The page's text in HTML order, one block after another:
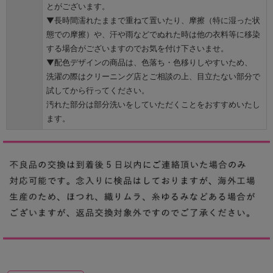
とがございます。
▼長時間濡れたままで重ねて置いたり、摩擦（特に湿った状
態での摩擦）や、汗や雨などでぬれた時は他の衣料等に移染
する場合がございますのでお気を付け下さいませ。
▼配色デザインの商品は、色落ち・色移りしやすいため、
洗濯の際はクリーニング店とご相談の上、目立たない部分で
試してから行ってください。
汚れた部分は部分洗いをしていただくことをおすすめいたし
ます。